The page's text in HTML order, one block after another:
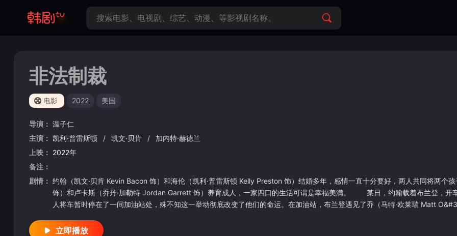
非法制裁
电影 2022 美国
导演： 温子仁
主演： 凯利·普雷斯顿 / 凯文·贝肯 /
加内特·赫德兰
上映： 2022年
备注：
剧情： 约翰（凯文·贝肯 Kevin Bacon 饰）和海伦（凯利·普雷斯顿 Kelly Preston 饰）结婚多年，感情一直十分要好，两人共同将两个
饰）和卢卡斯（乔丹·加勒特 Jordan Garrett 饰）养育成人，一家四口的生活可谓是幸福美满。 某日，约翰载着布兰登，开
人将车暂时停在了一间加油站处，殊不知这一举动彻底改变了他们的命运。在加油站，布兰登遇见了乔（马特·欧莱瑞 Matt
重重波折之后，法院释放了乔，因为凯文决心亲手替儿子报仇，曾经平凡而又和善的男人，义无反顾的踏上了一条充满了暴力和
立即播放